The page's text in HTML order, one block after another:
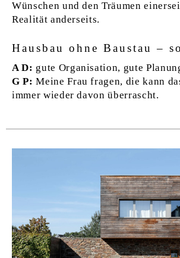
Wünschen und den Träumen
Realität anderseits.
Hausbau ohne Baustau –
A D: gute Organisation, gute
G P: Meine Frau fragen, die kann
immer wieder davon überrascht.